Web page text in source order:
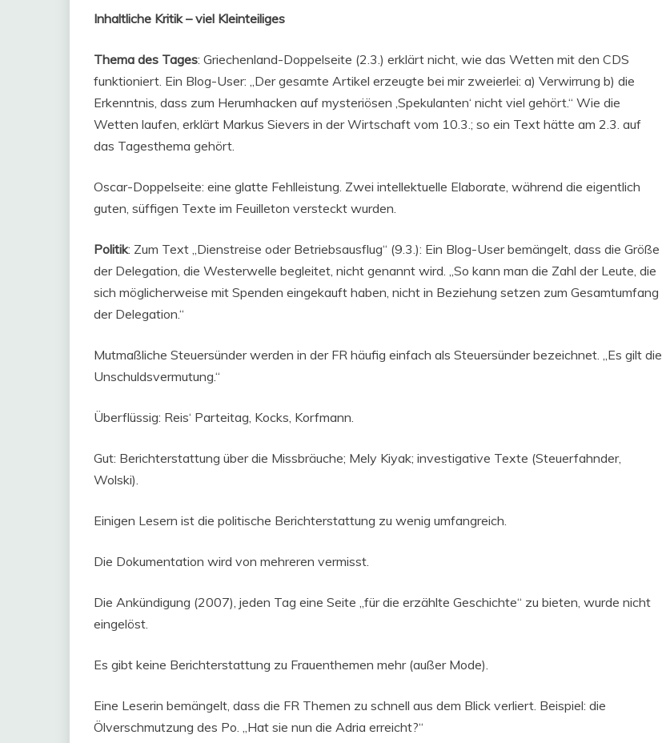
Inhaltliche Kritik – viel Kleinteiliges
Thema des Tages: Griechenland-Doppelseite (2.3.) erklärt nicht, wie das Wetten mit den CDS
funktioniert. Ein Blog-User: „Der gesamte Artikel erzeugte bei mir zweierlei: a) Verwirrung b) die
Erkenntnis, dass zum Herumhacken auf mysteriösen ‚Spekulanten‘ nicht viel gehört.“ Wie die
Wetten laufen, erklärt Markus Sievers in der Wirtschaft vom 10.3.; so ein Text hätte am 2.3. auf
das Tagesthema gehört.
Oscar-Doppelseite: eine glatte Fehlleistung. Zwei intellektuelle Elaborate, während die eigentlich
guten, süffigen Texte im Feuilleton versteckt wurden.
Politik: Zum Text „Dienstreise oder Betriebsausflug“ (9.3.): Ein Blog-User bemängelt, dass die Größe
der Delegation, die Westerwelle begleitet, nicht genannt wird. „So kann man die Zahl der Leute, die
sich möglicherweise mit Spenden eingekauft haben, nicht in Beziehung setzen zum Gesamtumfang
der Delegation.“
Mutmaßliche Steuersünder werden in der FR häufig einfach als Steuersünder bezeichnet. „Es gilt die
Unschuldsvermutung.“
Überflüssig: Reis‘ Parteitag, Kocks, Korfmann.
Gut: Berichterstattung über die Missbräuche; Mely Kiyak; investigative Texte (Steuerfahnder,
Wolski).
Einigen Lesern ist die politische Berichterstattung zu wenig umfangreich.
Die Dokumentation wird von mehreren vermisst.
Die Ankündigung (2007), jeden Tag eine Seite „für die erzählte Geschichte“ zu bieten, wurde nicht
eingelöst.
Es gibt keine Berichterstattung zu Frauenthemen mehr (außer Mode).
Eine Leserin bemängelt, dass die FR Themen zu schnell aus dem Blick verliert. Beispiel: die
Ölverschmutzung des Po. „Hat sie nun die Adria erreicht?“